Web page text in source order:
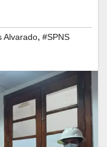
Alvarado, #SPNS